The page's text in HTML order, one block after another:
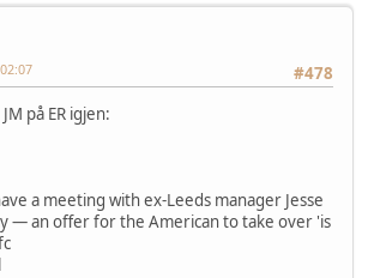
#478
på ER igjen:
a meeting with ex-Leeds manager Jesse
— an offer for the American to take over 'is